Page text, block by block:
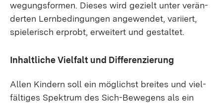
we­gungs­for­men. Die­ses wird ge­zielt un­ter ver­än­
der­ten Lern­be­din­gun­gen an­ge­wen­det, va­ri­iert,
spie­le­risch er­probt, er­wei­tert und ge­stal­tet.
In­halt­li­che Viel­falt und Dif­fe­ren­zie­rung
Al­len Kin­dern soll ein mög­lichst brei­tes und viel­
fäl­ti­ges Spek­trum des Sich-Be­we­gens als ein